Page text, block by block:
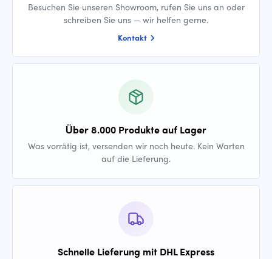
Besuchen Sie unseren Showroom, rufen Sie uns an oder
schreiben Sie uns — wir helfen gerne.
Kontakt
Über 8.000 Produkte auf Lager
Was vorrätig ist, versenden wir noch heute. Kein Warten
auf die Lieferung.
Schnelle Lieferung mit DHL Express